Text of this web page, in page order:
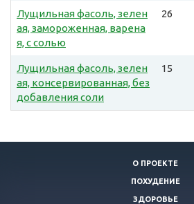
Лущильная фасоль, зелен
ая, замороженная, варена
я, с солью
26
Лущильная фасоль, зелен
ая, консервированная, без
добавления соли
15
О ПРОЕКТЕ
ПОХУДЕНИЕ
ЗДОРОВЬЕ